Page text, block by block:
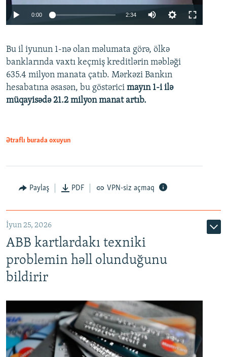
Auto 240p 360p 480p
720p 1080p
0:00 2:34
360p
480p
720p
Bu il iyunun 1-nə olan məlumata görə, ölkə
banklarında vaxtı keçmiş kreditlərin məbləği
635.4 milyon manata çatıb. Mərkəzi Bankın
hesabatına əsasən, bu göstərici mayın 1-i ilə
müqayisədə 21.2 milyon manat artıb.
Ətraflı burada oxuyun
Paylaş PDF VPN-siz açmaq
İyun 25, 2026
ABB kartlardakı texniki
problemin həll olunduğunu
bildirir